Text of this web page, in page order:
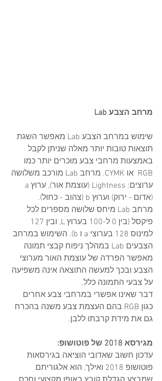
מרחב הצבע Lab
שימוש במרחב הצבע Lab מאפשר השגת
תוצאות טובות יותר מאלה שניתן לקבל
באמצעות מרחבי צבע מוכרים יותר כמו
RGB  או CYMK. מרחב Lab מורכב משלושה
(אדום - ירוק) וערוץ b (צהוב - כחול).
מרחב Lab מיחס שלושה מספרים לכל
למינוס 128 בערוצי a ו b). השימוש במרחב
הצבעים Lab במהלך ניפוח קבצי תמונה
מאפשר הפרדה של עוצמת האור מערוצי
הצבע ובכך למעשה התוצאה אינה משפיעה
על צבעי התמונה כלל.
דבר שאינו אפשרי במרחבי צבע אחרים
כגון RGB בהם העצמת צבע משנה בהכרח
גם את מידת קרבתו ללבן.
מגירסא 2018 של פוטושופ:
עדכון חשוב שאדובי הוציאה בגירסאות
פוטושופ 2018 ואילך, הוא אלגוריתם